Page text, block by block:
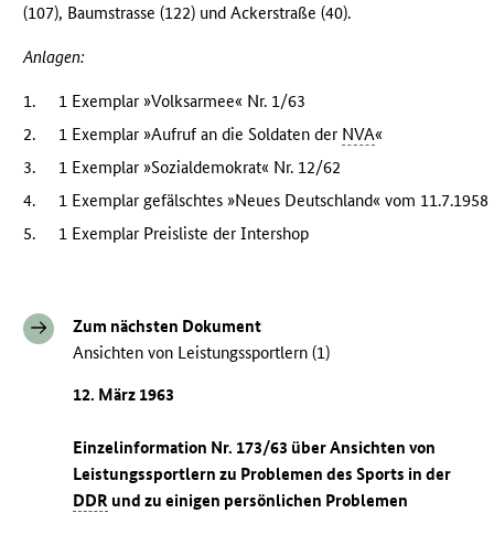
(107), Baumstrasse (122) und Ackerstraße (40).
Anlagen:
1.
1 Exemplar »Volksarmee« Nr. 1/63
2.
1 Exemplar »Aufruf an die Soldaten der NVA«
3.
1 Exemplar »Sozialdemokrat« Nr. 12/62
4.
1 Exemplar gefälschtes »Neues Deutschland« vom 11.7.1958
5.
1 Exemplar Preisliste der Intershop
Zum nächsten Dokument
Ansichten von Leistungssportlern (1)
12. März 1963
Einzelinformation Nr. 173/63 über Ansichten von
Leistungssportlern zu Problemen des Sports in der
DDR und zu einigen persönlichen Problemen